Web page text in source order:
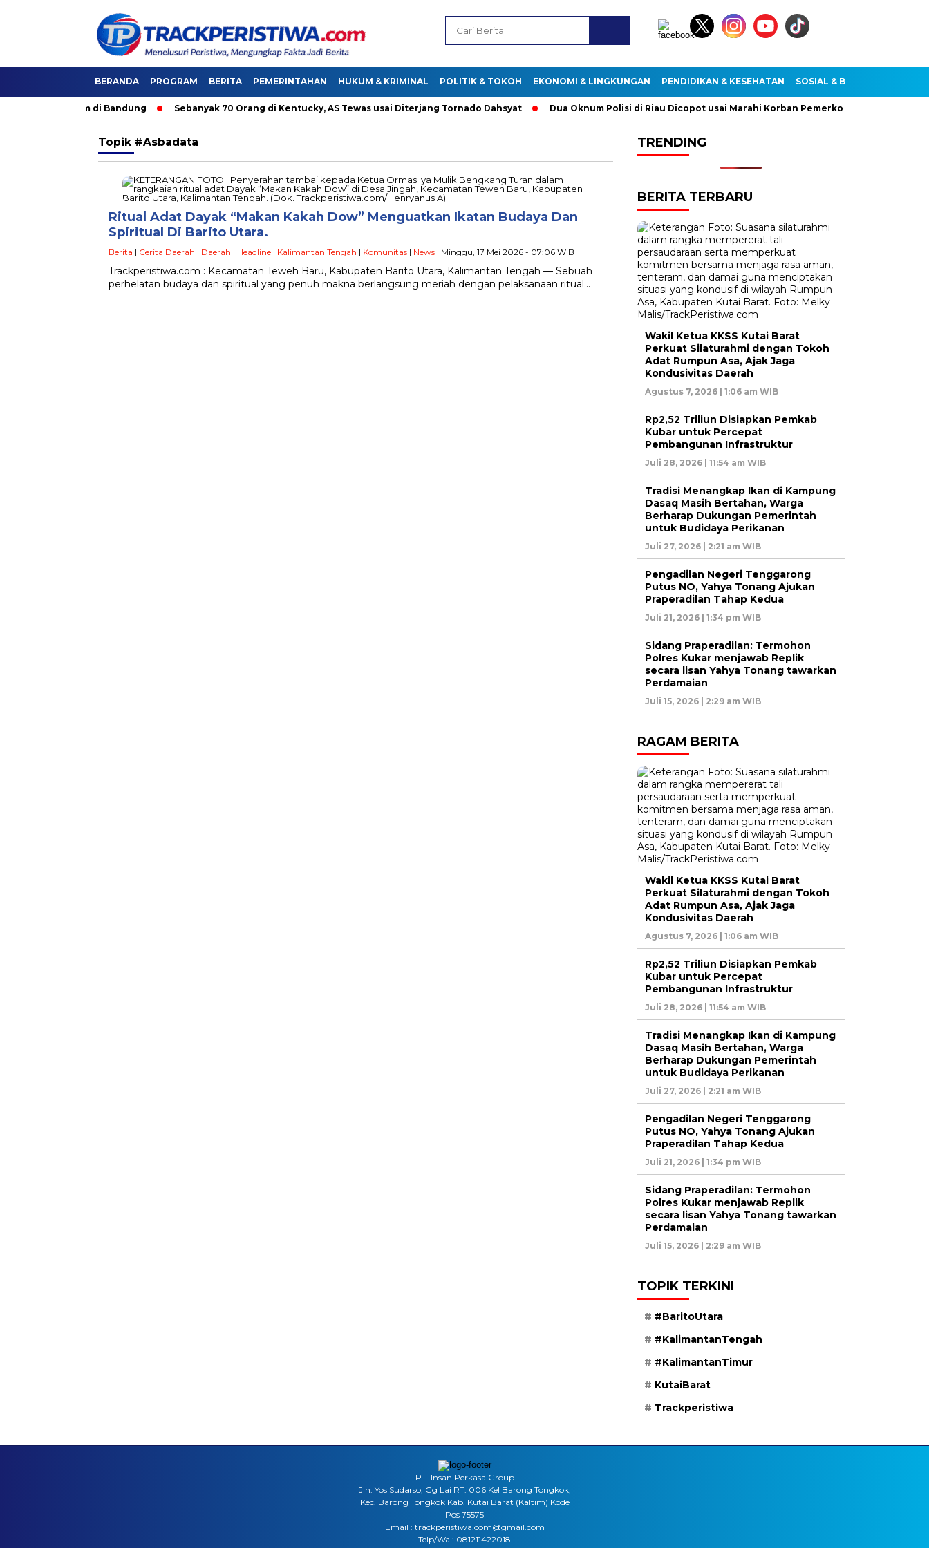
BERANDA PROGRAM BERITA PEMERINTAHAN HUKUM & KRIMINAL POLITIK & TOKOH EKONOMI & LINGKUNGAN PENDIDIKAN & KESEHATAN SOSIAL & BUDAYA
Umum di Bandung Sebanyak 70 Orang di Kentucky, AS Tewas usai Diterjang Tornado Dahsyat Dua Oknum Polisi di Riau Dicopot usai Marahi Korban Pemerkosaan
Topik #Asbadata
Ritual Adat Dayak “Makan Kakah Dow” Menguatkan Ikatan Budaya Dan
Spiritual Di Barito Utara.
Berita | Cerita Daerah | Daerah | Headline | Kalimantan Tengah | Komunitas | News | Minggu, 17 Mei 2026 - 07:06 WIB
Trackperistiwa.com : Kecamatan Teweh Baru, Kabupaten Barito Utara, Kalimantan Tengah — Sebuah
perhelatan budaya dan spiritual yang penuh makna berlangsung meriah dengan pelaksanaan ritual…
TRENDING
BERITA TERBARU
Wakil Ketua KKSS Kutai Barat
Perkuat Silaturahmi dengan Tokoh
Adat Rumpun Asa, Ajak Jaga
Kondusivitas Daerah
Agustus 7, 2026 | 1:06 am WIB
Rp2,52 Triliun Disiapkan Pemkab
Kubar untuk Percepat
Pembangunan Infrastruktur
Juli 28, 2026 | 11:54 am WIB
Tradisi Menangkap Ikan di Kampung
Dasaq Masih Bertahan, Warga
Berharap Dukungan Pemerintah
untuk Budidaya Perikanan
Juli 27, 2026 | 2:21 am WIB
Pengadilan Negeri Tenggarong
Putus NO, Yahya Tonang Ajukan
Praperadilan Tahap Kedua
Juli 21, 2026 | 1:34 pm WIB
Sidang Praperadilan: Termohon
Polres Kukar menjawab Replik
secara lisan Yahya Tonang tawarkan
Perdamaian
Juli 15, 2026 | 2:29 am WIB
RAGAM BERITA
Wakil Ketua KKSS Kutai Barat
Perkuat Silaturahmi dengan Tokoh
Adat Rumpun Asa, Ajak Jaga
Kondusivitas Daerah
Agustus 7, 2026 | 1:06 am WIB
Rp2,52 Triliun Disiapkan Pemkab
Kubar untuk Percepat
Pembangunan Infrastruktur
Juli 28, 2026 | 11:54 am WIB
Tradisi Menangkap Ikan di Kampung
Dasaq Masih Bertahan, Warga
Berharap Dukungan Pemerintah
untuk Budidaya Perikanan
Juli 27, 2026 | 2:21 am WIB
Pengadilan Negeri Tenggarong
Putus NO, Yahya Tonang Ajukan
Praperadilan Tahap Kedua
Juli 21, 2026 | 1:34 pm WIB
Sidang Praperadilan: Termohon
Polres Kukar menjawab Replik
secara lisan Yahya Tonang tawarkan
Perdamaian
Juli 15, 2026 | 2:29 am WIB
TOPIK TERKINI
#BaritoUtara
#KalimantanTengah
#KalimantanTimur
KutaiBarat
Trackperistiwa
PT. Insan Perkasa Group
Jln. Yos Sudarso, Gg Lai RT. 006 Kel Barong Tongkok,
Kec. Barong Tongkok Kab. Kutai Barat (Kaltim) Kode
Pos 75575
Email : trackperistiwa.com@gmail.com
Telp/Wa : 081211422018